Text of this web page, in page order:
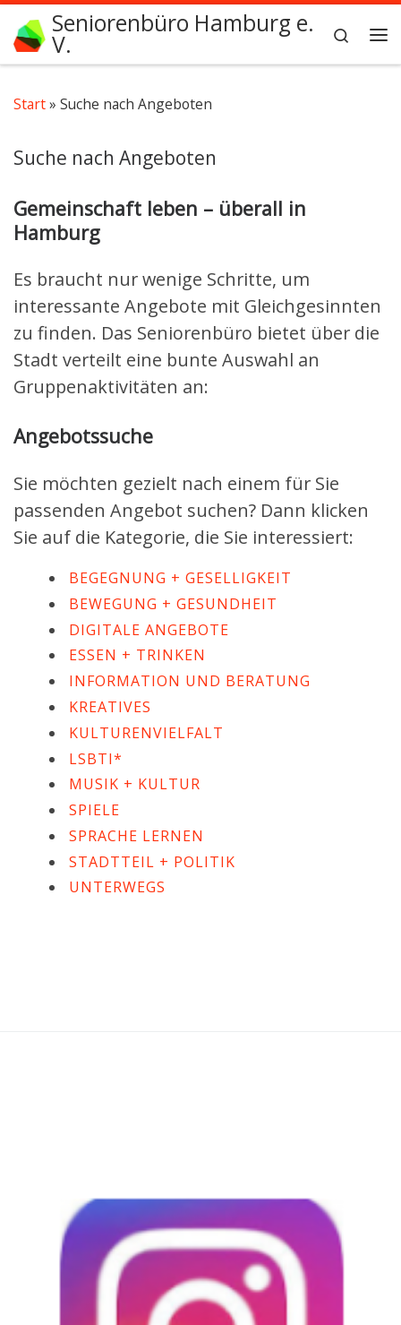
Zum Inhalt springen
Seniorenbüro Hamburg e.
V.
Search
Start» Suche nach Angeboten
Suche nach Angeboten
Gemeinschaft leben – überall in
Hamburg
Es braucht nur wenige Schritte, um
interessante Angebote mit Gleichgesinnten
zu finden. Das Seniorenbüro bietet über die
Stadt verteilt eine bunte Auswahl an
Gruppenaktivitäten an:
Angebotssuche
Sie möchten gezielt nach einem für Sie
passenden Angebot suchen? Dann klicken
Sie auf die Kategorie, die Sie interessiert:
BEGEGNUNG + GESELLIGKEIT
BEWEGUNG + GESUNDHEIT
DIGITALE ANGEBOTE
ESSEN + TRINKEN
INFORMATION UND BERATUNG
KREATIVES
KULTURENVIELFALT
LSBTI*
MUSIK + KULTUR
SPIELE
SPRACHE LERNEN
STADTTEIL + POLITIK
UNTERWEGS